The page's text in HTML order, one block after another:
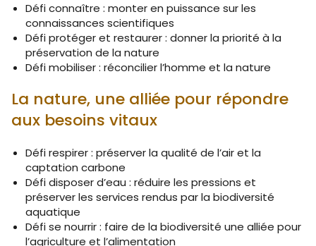
Défi connaître : monter en puissance sur les
connaissances scientifiques
Défi protéger et restaurer : donner la priorité à la
préservation de la nature
Défi mobiliser : réconcilier l’homme et la nature
La nature, une alliée pour répondre
aux besoins vitaux
Défi respirer : préserver la qualité de l’air et la
captation carbone
Défi disposer d’eau : réduire les pressions et
préserver les services rendus par la biodiversité
aquatique
Défi se nourrir : faire de la biodiversité une alliée pour
l’agriculture et l’alimentation